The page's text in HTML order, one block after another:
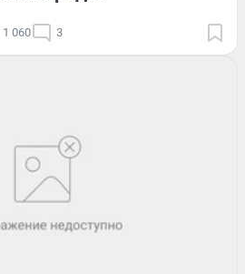
1 060 3